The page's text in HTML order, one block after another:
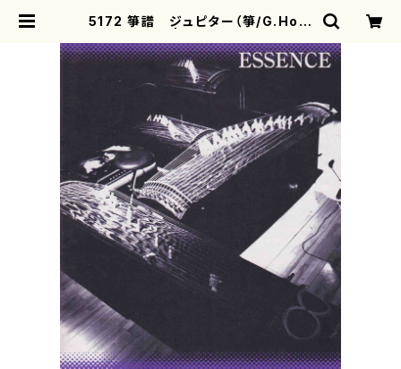
5172 箏譜 ジュピター（箏/G.Hols